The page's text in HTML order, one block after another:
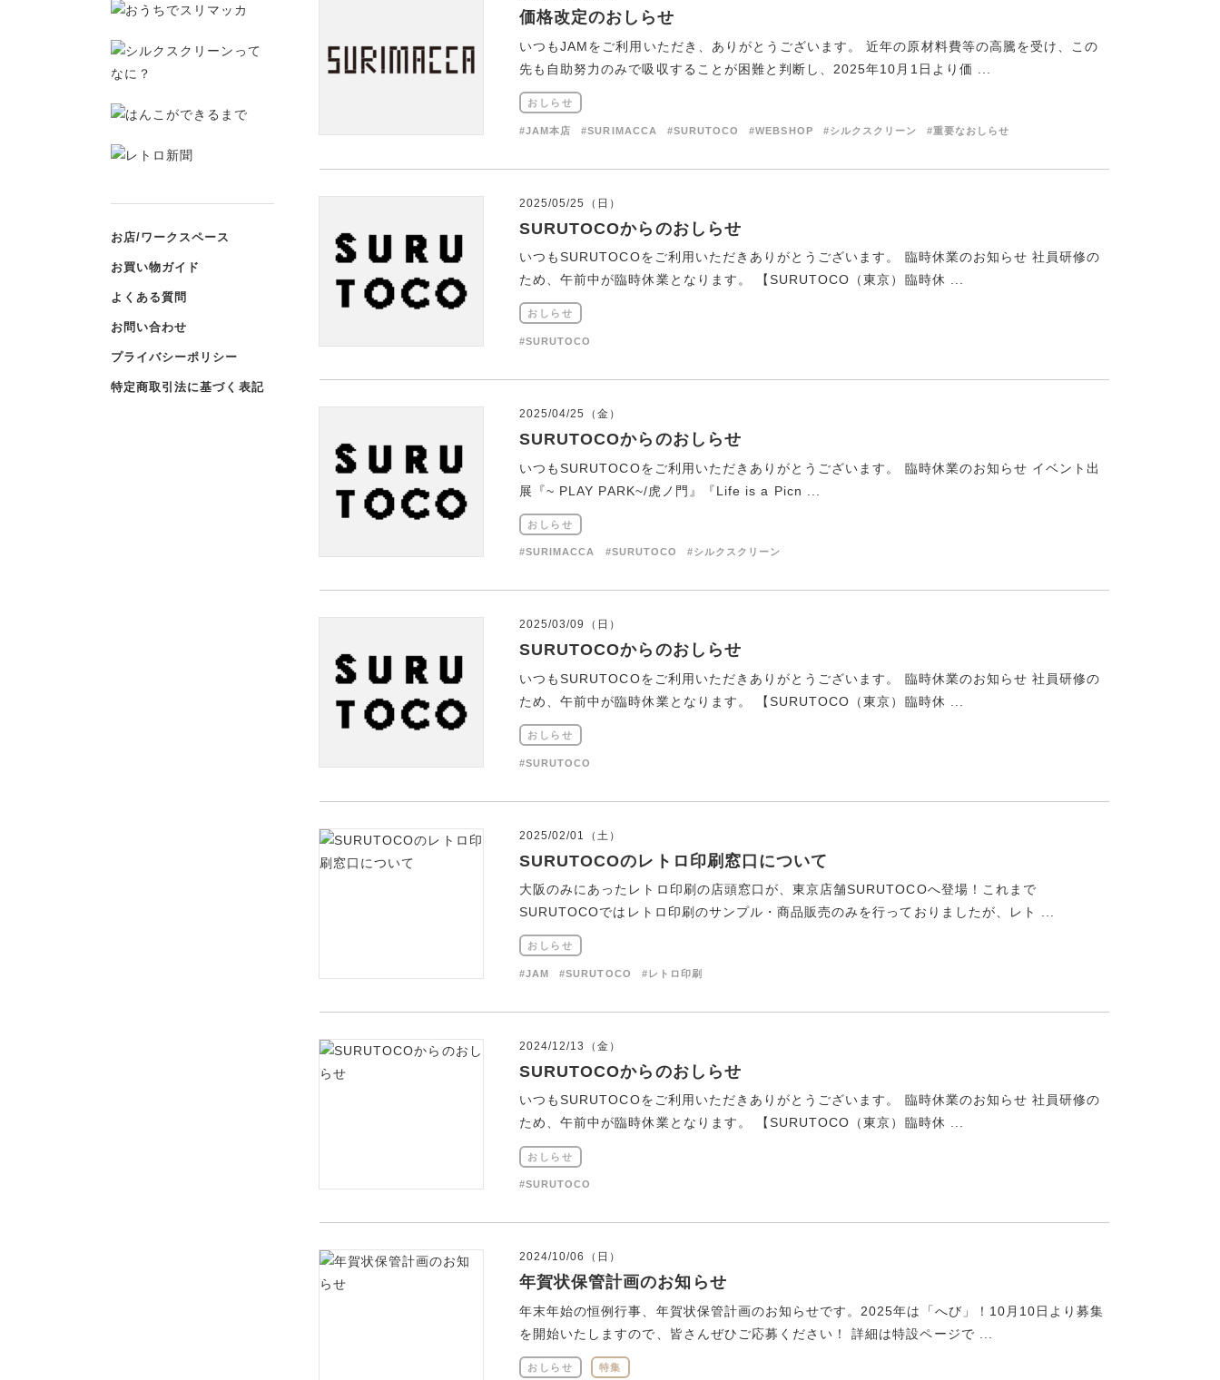
価格改定のおしらせ
いつもJAMをご利用いただき、ありがとうございます。 近年の原材料費等の高騰を受け、この
先も自助努力のみで吸収することが困難と判断し、2025年10月1日より価 ...
おしらせ
#JAM本店 #SURIMACCA #SURUTOCO #WEBSHOP #シルクスクリーン #重要なおしらせ
2025/05/25（日）
SURUTOCOからのおしらせ
いつもSURUTOCOをご利用いただきありがとうございます。 臨時休業のお知らせ 社員研修の
ため、午前中が臨時休業となります。 【SURUTOCO（東京）臨時休 ...
おしらせ
#SURUTOCO
2025/04/25（金）
SURUTOCOからのおしらせ
いつもSURUTOCOをご利用いただきありがとうございます。 臨時休業のお知らせ イベント出
展『~ PLAY PARK~/虎ノ門』『Life is a Picn ...
おしらせ
#SURIMACCA #SURUTOCO #シルクスクリーン
2025/03/09（日）
SURUTOCOからのおしらせ
いつもSURUTOCOをご利用いただきありがとうございます。 臨時休業のお知らせ 社員研修の
ため、午前中が臨時休業となります。 【SURUTOCO（東京）臨時休 ...
おしらせ
#SURUTOCO
2025/02/01（土）
SURUTOCOのレトロ印刷窓口について
大阪のみにあったレトロ印刷の店頭窓口が、東京店舗SURUTOCOへ登場！これまで
SURUTOCOではレトロ印刷のサンプル・商品販売のみを行っておりましたが、レト ...
おしらせ
#JAM #SURUTOCO #レトロ印刷
2024/12/13（金）
SURUTOCOからのおしらせ
いつもSURUTOCOをご利用いただきありがとうございます。 臨時休業のお知らせ 社員研修の
ため、午前中が臨時休業となります。 【SURUTOCO（東京）臨時休 ...
おしらせ
#SURUTOCO
2024/10/06（日）
年賀状保管計画のお知らせ
年末年始の恒例行事、年賀状保管計画のお知らせです。2025年は「へび」！10月10日より募集
を開始いたしますので、皆さんぜひご応募ください！ 詳細は特設ページで ...
おしらせ 特集
お店/ワークスペース
お買い物ガイド
よくある質問
お問い合わせ
プライバシーポリシー
特定商取引法に基づく表記